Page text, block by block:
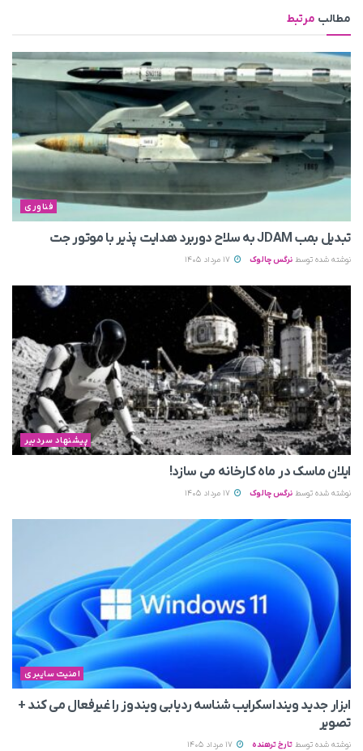
مطالب مرتبط
فناوری
تبدیل بمب JDAM به سلاح دوربرد هدایت پذیر با موتور جت
نوشته شده توسط نرگس چالوک
پیشنهاد سردبیر
ایلان ماسک در ماه کارخانه می سازد!
نوشته شده توسط نرگس چالوک
امنیت سایبری
ابزار جدید وینداسکرایب شناسه ردیابی ویندوز را غیرفعال می‌ کند +
تصویر
نوشته شده توسط تارخ ترهنده